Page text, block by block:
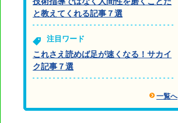
と教えてくれる記事７選
注目ワード
これさえ読めば足が速くなる！サカイ
ク記事７選
一覧へ